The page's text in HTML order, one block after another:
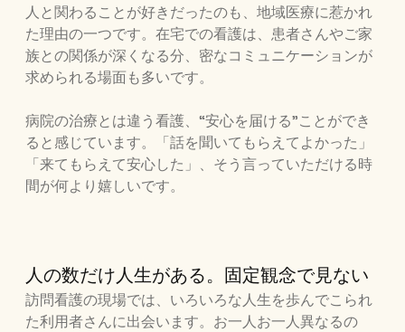
人と関わることが好きだったのも、地域医療に惹かれ
た理由の一つです。在宅での看護は、患者さんやご家
族との関係が深くなる分、密なコミュニケーションが
求められる場面も多いです。
病院の治療とは違う看護、“安心を届ける”ことができ
ると感じています。「話を聞いてもらえてよかった」
「来てもらえて安心した」、そう言っていただける時
間が何より嬉しいです。
人の数だけ人生がある。固定観念で見ない
訪問看護の現場では、いろいろな人生を歩んでこられ
た利用者さんに出会います。お一人お一人異なるの